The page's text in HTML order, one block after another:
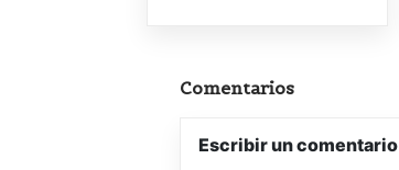
Comentarios
Escribir un comentario